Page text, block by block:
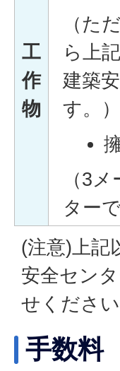
工
作
物
（た
ら上
建築
す。）
（3
ター
(注意)上記
安全セン
せください
手数料